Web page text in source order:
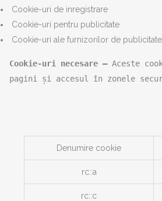
Cookie-uri de inregistrare
Cookie-uri pentru publicitate
Cookie-uri ale furnizorilor de publicitate
Cookie-uri necesare – Aceste
pagini și accesul în zonele
Denumire cookie
rc::a
rc::c